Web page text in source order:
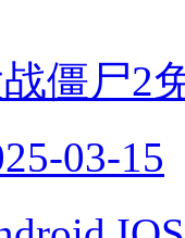
僵尸2
03-15